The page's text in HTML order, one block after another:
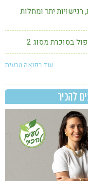
יתר ומחלות
בסוכרת מסוג 2
עוד רפואה טבעית
להכיר